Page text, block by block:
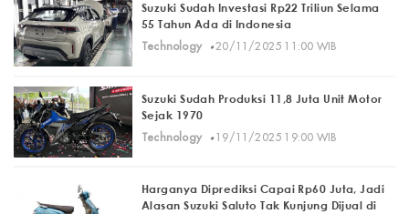
Suzuki Sudah Investasi Rp22 Triliun Selama
55 Tahun Ada di Indonesia
Technology
· 20/11/2025 11:00 WIB
Suzuki Sudah Produksi 11,8 Juta Unit Motor
Sejak 1970
Technology
· 19/11/2025 19:00 WIB
Harganya Diprediksi Capai Rp60 Juta, Jadi
Alasan Suzuki Saluto Tak Kunjung Dijual di